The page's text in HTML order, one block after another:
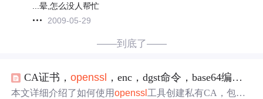
...晕,怎么没人帮忙
2009-05-29
——到底了——
CA证书，openssl ，enc，dgst命令，base64编码，
本文详细介绍了如何使用openssl 工具创建私有CA，包括